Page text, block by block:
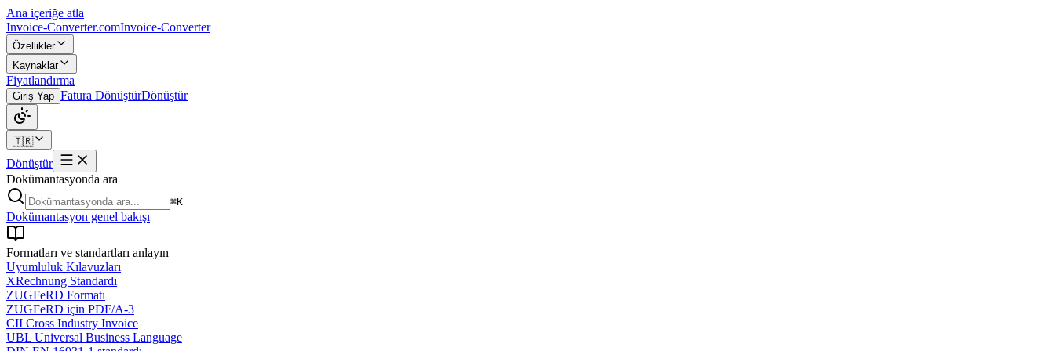
Ana içeriğe atla
Invoice-Converter.comInvoice-Converter
Özellikler
Kaynaklar
Fiyatlandırma
Giriş Yap Fatura DönüştürDönüştür
🇹🇷
Dönüştür
Dokümantasyonda ara
⌘K
Dokümantasyon genel bakışı
Formatları ve standartları anlayın
Uyumluluk Kılavuzları
XRechnung Standardı
ZUGFeRD Formatı
ZUGFeRD için PDF/A-3
CII Cross Industry Invoice
UBL Universal Business Language